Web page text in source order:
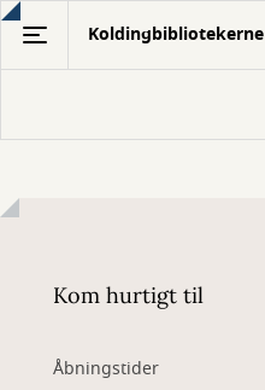
Gå
hovedindhold
Koldingbibliotekerne
Kom hurtigt til
Åbningstider